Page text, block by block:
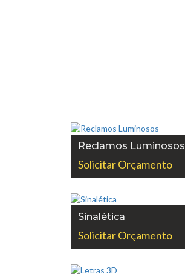
Reclamos Luminosos
Solicitar Orçamento
Sinalética
Solicitar Orçamento